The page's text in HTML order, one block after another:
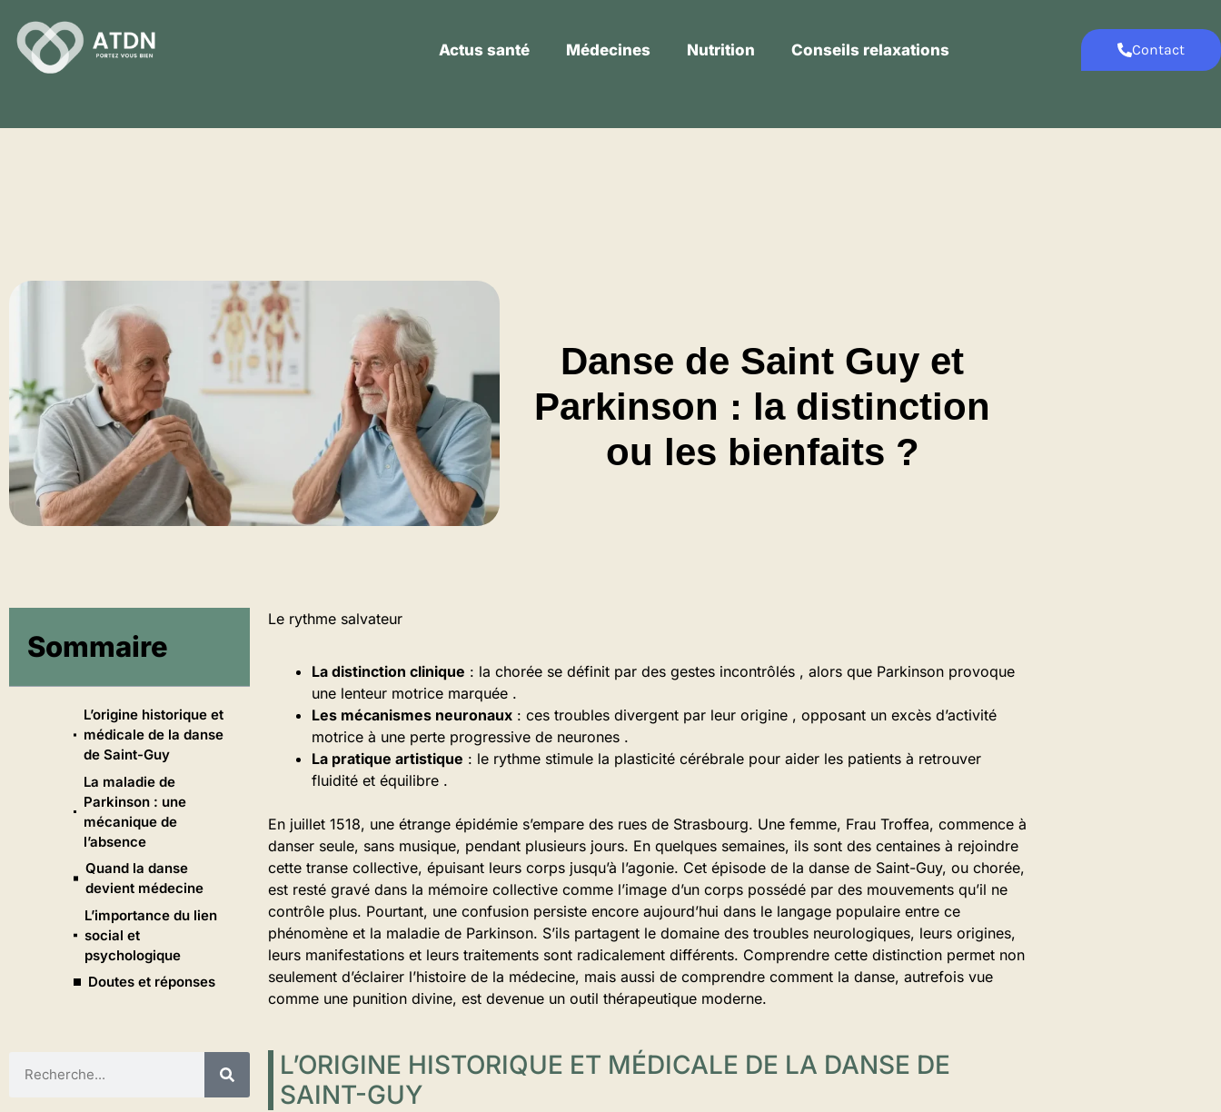
Actus santé Médecines Nutrition Conseils relaxations Contact
Danse de Saint Guy et
Parkinson : la distinction
ou les bienfaits ?
Sommaire
L’origine historique et
médicale de la danse
de Saint-Guy
La maladie de
Parkinson : une
mécanique de
l’absence
Quand la danse
devient médecine
L’importance du lien
social et
psychologique
Doutes et réponses
Le rythme salvateur
La distinction clinique : la chorée se définit par des gestes incontrôlés , alors que Parkinson provoque
une lenteur motrice marquée .
Les mécanismes neuronaux : ces troubles divergent par leur origine , opposant un excès d’activité
motrice à une perte progressive de neurones .
La pratique artistique : le rythme stimule la plasticité cérébrale pour aider les patients à retrouver
fluidité et équilibre .
En juillet 1518, une étrange épidémie s’empare des rues de Strasbourg. Une femme, Frau Troffea, commence à
danser seule, sans musique, pendant plusieurs jours. En quelques semaines, ils sont des centaines à rejoindre
cette transe collective, épuisant leurs corps jusqu’à l’agonie. Cet épisode de la danse de Saint-Guy, ou chorée,
est resté gravé dans la mémoire collective comme l’image d’un corps possédé par des mouvements qu’il ne
contrôle plus. Pourtant, une confusion persiste encore aujourd’hui dans le langage populaire entre ce
phénomène et la maladie de Parkinson. S’ils partagent le domaine des troubles neurologiques, leurs origines,
leurs manifestations et leurs traitements sont radicalement différents. Comprendre cette distinction permet non
seulement d’éclairer l’histoire de la médecine, mais aussi de comprendre comment la danse, autrefois vue
comme une punition divine, est devenue un outil thérapeutique moderne.
L’ORIGINE HISTORIQUE ET MÉDICALE DE LA DANSE DE
SAINT-GUY